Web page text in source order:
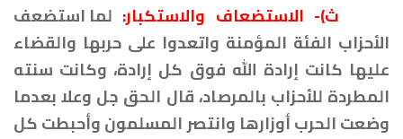
ث)- الاستضعاف والاستكبار: لما استضعف
الأحزاب الفئة المؤمنة واتعدوا على حربها والقضاء
عليها كانت إرادة الله فوق كل إرادة، وكانت سنته
المطردة للأحزاب بالمرصاد، قال الحق جل وعلا بعدما
وضعت الحرب أوزارها وانتصر المسلمون وأحبطت كل